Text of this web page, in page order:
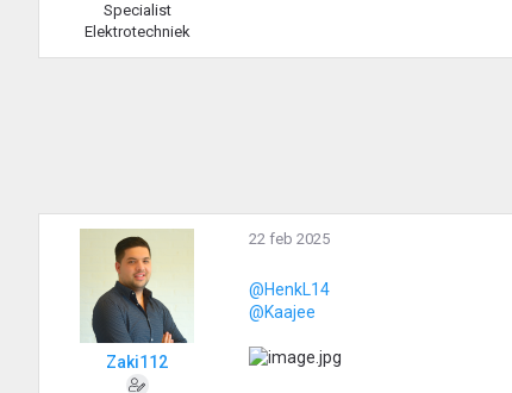
:
Specialist
Elektrotechniek
Zaki112
22 feb 2025
@HenkL14
@Kaajee